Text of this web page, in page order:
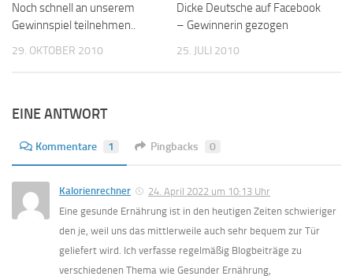
Noch schnell an unserem
Gewinnspiel teilnehmen..
29. OKTOBER 2010
Dicke Deutsche auf Facebook
– Gewinnerin gezogen
25. JULI 2010
EINE ANTWORT
Kommentare 1 Pingbacks 0
Kalorienrechner
24. April 2022 um 10:13 Uhr
Eine gesunde Ernährung ist in den heutigen Zeiten schwieriger
den je, weil uns das mittlerweile auch sehr bequem zur Tür
geliefert wird. Ich verfasse regelmäßig Blogbeiträge zu
verschiedenen Thema wie Gesunder Ernährung,